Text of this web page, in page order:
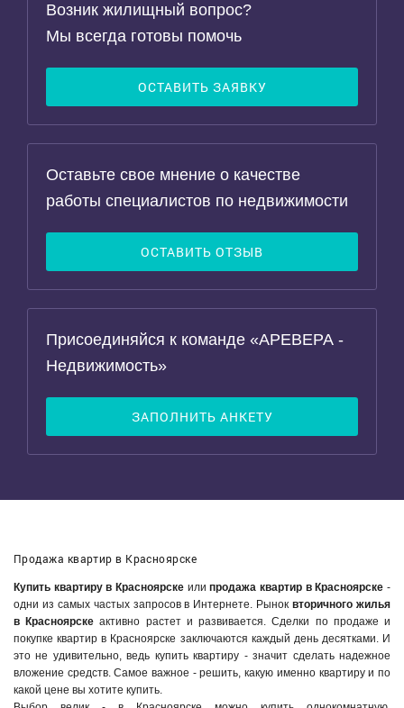
Возник жилищный вопрос?
Мы всегда готовы помочь
ОСТАВИТЬ ЗАЯВКУ
Оставьте свое мнение о качестве
работы специалистов по недвижимости
ОСТАВИТЬ ОТЗЫВ
Присоединяйся к команде «АРЕВЕРА -
Недвижимость»
ЗАПОЛНИТЬ АНКЕТУ
Продажа квартир в Красноярске
Купить квартиру в Красноярске илипродажа квартир в Красноярске -
одни из самых частых запросов в Интернете. Рыноквторичного жилья
в Красноярске активно растет и развивается. Сделки по продаже и
покупке квартир в Красноярске заключаются каждый день десятками. И
это не удивительно, ведь купить квартиру - значит сделать надежное
вложение средств. Самое важное - решить, какую именно квартиру и по
какой цене вы хотите купить.